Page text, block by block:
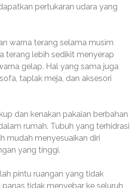
pertukaran udara yang
warna terang selama musim
terang lebih sedikit menyerap
gelap. Hal yang sama juga
taplak meja, dan aksesori
dan kenakan pakaian berbahan
rumah. Tubuh yang terhidrasi
mudah menyesuaikan diri
yang tinggi.
pintu ruangan yang tidak
tidak menyebar ke seluruh